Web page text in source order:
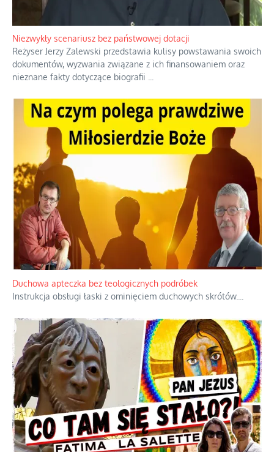
Niezwykły scenariusz bez państwowej dotacji
Reżyser Jerzy Zalewski przedstawia kulisy powstawania swoich
dokumentów, wyzwania związane z ich finansowaniem oraz
nieznane fakty dotyczące biografii
Duchowa apteczka bez teologicznych podróbek
Instrukcja obsługi łaski z ominięciem duchowych skrótów.